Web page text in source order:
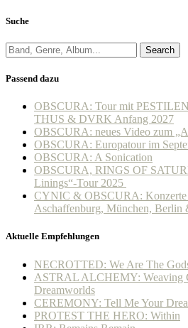
Suche
Search
Passend dazu
OBSCURA: Tour mit
THUS & DVRK Anfang 2027
OBSCURA: neues Video zum
OBSCURA: Europatour im
OBSCURA: A Sonication
OBSCURA, RINGS OF
Linings“-Tour 2025
CYNIC & OBSCURA: Konzerte
Aschaffenburg, München, Berlin
Aktuelle Empfehlungen
NECROTTED: We Are The
ASTRAL ALCHEMY: Weaving
Dreamworlds
CEREMONY: Tell Me Your
PROTEST THE HERO: Within